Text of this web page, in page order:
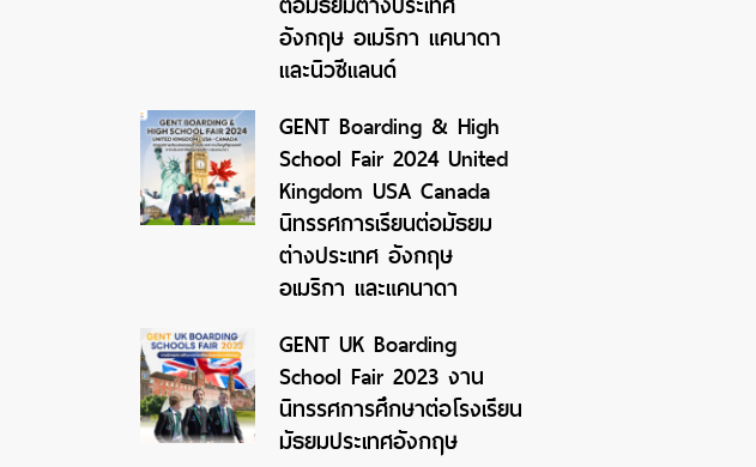
อังกฤษ อเมริกา แคนาดา
และนิวซีแลนด์
GENT Boarding & High
School Fair 2024 United
Kingdom USA Canada
นิทรรศการเรียนต่อมัธยม
ต่างประเทศ อังกฤษ
อเมริกา และแคนาดา
GENT UK Boarding
School Fair 2023 งาน
นิทรรศการศึกษาต่อโรงเรียน
มัธยมประเทศอังกฤษ